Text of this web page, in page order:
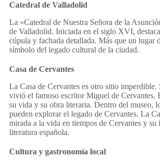
Catedral de Valladolid
La «Catedral de Nuestra Señora de la
de Valladolid. Iniciada en el siglo XVI,
cúpula y fachada detallada. Más que un lugar
símbolo del legado cultural de la ciudad.
Casa de Cervantes
La Casa de Cervantes es otro sitio imperdible.
vivió el famoso escritor Miguel de Cervantes.
su vida y su obra literaria. Dentro del museo,
pueden explorar el legado de Cervantes. La
mirada a la vida en tiempos de Cervantes y su
literatura española.
Cultura y gastronomía local